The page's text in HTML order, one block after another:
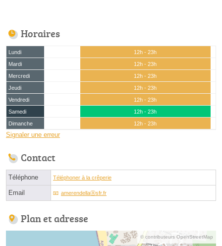
Horaires
Lundi
12h - 23h
Mardi
12h - 23h
Mercredi
12h - 23h
Jeudi
12h - 23h
Vendredi
12h - 23h
Samedi
12h - 23h
Dimanche
12h - 23h
Signaler une erreur
Contact
Téléphone Téléphoner à la crêperie
Email amerendellaⓐsfr.fr
Plan et adresse
© contributeurs OpenStreetMap